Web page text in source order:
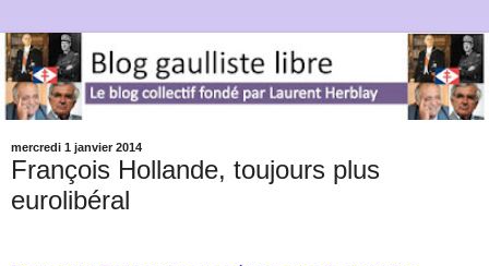
mercredi 1 janvier 2014
François Hollande, toujours plus
eurolibéral